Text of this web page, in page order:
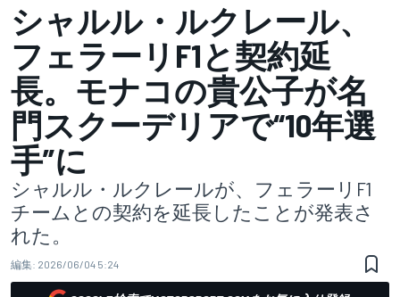
シャルル・ルクレール、
フェラーリF1と契約延
長。モナコの貴公子が名
門スクーデリアで“10年選
手”に
シャルル・ルクレールが、フェラーリF1
チームとの契約を延長したことが発表さ
れた。
編集: 2026/06/04 5:24